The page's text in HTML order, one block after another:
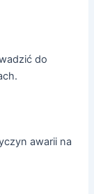
do
awarii na